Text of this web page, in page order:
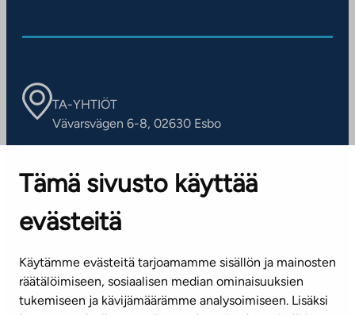
Tämä sivusto käyttää
evästeitä
Käytämme evästeitä tarjoamamme sisällön ja mainosten
räätälöimiseen, sosiaalisen median ominaisuuksien
tukemiseen ja kävijämäärämme analysoimiseen. Lisäksi
TA-YHTIÖT
Vävarsvägen 6-8, 02630 Esbo
Kontaktinformation
KUNDSERVICE
(vardagar kl. 8–16)
info@ta.fi